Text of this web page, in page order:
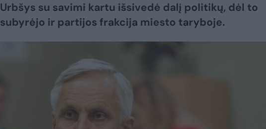
Urbšys su savimi kartu išsivedė dalį politikų, dėl to
subyrėjo ir partijos frakcija miesto taryboje.